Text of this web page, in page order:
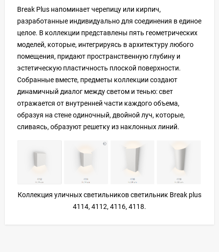
Break Plus напоминает черепицу или кирпич,
разработанные индивидуально для соединения в единое
целое. В коллекции представлены пять геометрических
моделей, которые, интегрируясь в архитектуру любого
помещения, придают пространственную глубину и
эстетическую пластичность плоской поверхности.
Собранные вместе, предметы коллекции создают
динамичный диалог между светом и тенью: свет
отражается от внутренней части каждого объема,
образуя на стене одиночный, двойной луч, которые,
сливаясь, образуют решетку из наклонных линий.
Коллекция уличных светильников светильник Break plus
4114, 4112, 4116, 4118.